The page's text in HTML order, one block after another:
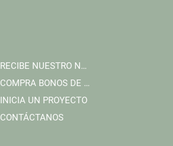
RECIBE NUESTRO NEWSLETTER
COMPRA BONOS DE CARBONO
INICIA UN PROYECTO
CONTÁCTANOS